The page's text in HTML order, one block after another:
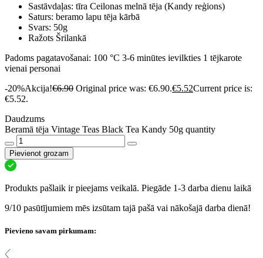
Sastāvdaļas: tīra Ceilonas melnā tēja (Kandy reģions)
Saturs: beramo lapu tēja kārbā
Svars: 50g
Ražots Šrilankā
Padoms pagatavošanai: 100 °C 3-6 minūtes ievilkties 1 tējkarote
vienai personai
-20%Akcija!€6.90 Original price was: €6.90.€5.52Current price is:
€5.52.
Daudzums
Beramā tēja Vintage Teas Black Tea Kandy 50g quantity
Pievienot grozam
Produkts pašlaik ir pieejams veikalā. Piegāde 1-3 darba dienu laikā
9/10 pasūtījumiem mēs izsūtam tajā pašā vai nākošajā darba dienā!
Pievieno savam pirkumam: